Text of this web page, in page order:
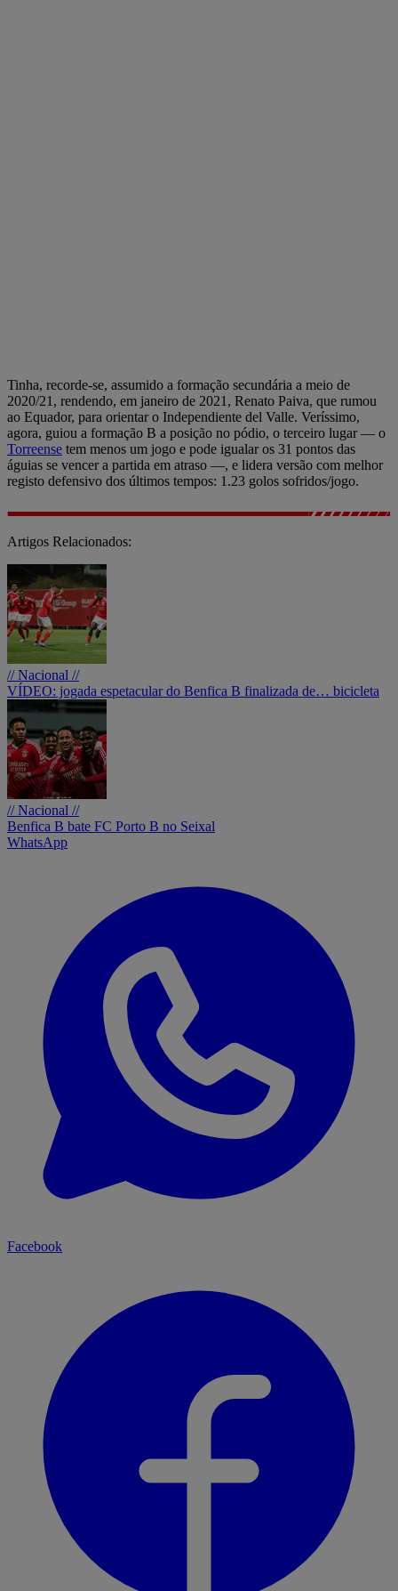
Tinha, recorde-se, assumido a formação secundária a meio de
2020/21, rendendo, em janeiro de 2021, Renato Paiva, que rumou
ao Equador, para orientar o Independiente del Valle. Veríssimo,
agora, guiou a formação B a posição no pódio, o terceiro lugar — o
Torreense tem menos um jogo e pode igualar os 31 pontos das
águias se vencer a partida em atraso —, e lidera versão com melhor
registo defensivo dos últimos tempos: 1.23 golos sofridos/jogo.
Artigos Relacionados:
// Nacional //
VÍDEO: jogada espetacular do Benfica B finalizada de… bicicleta
// Nacional //
Benfica B bate FC Porto B no Seixal
WhatsApp
Facebook